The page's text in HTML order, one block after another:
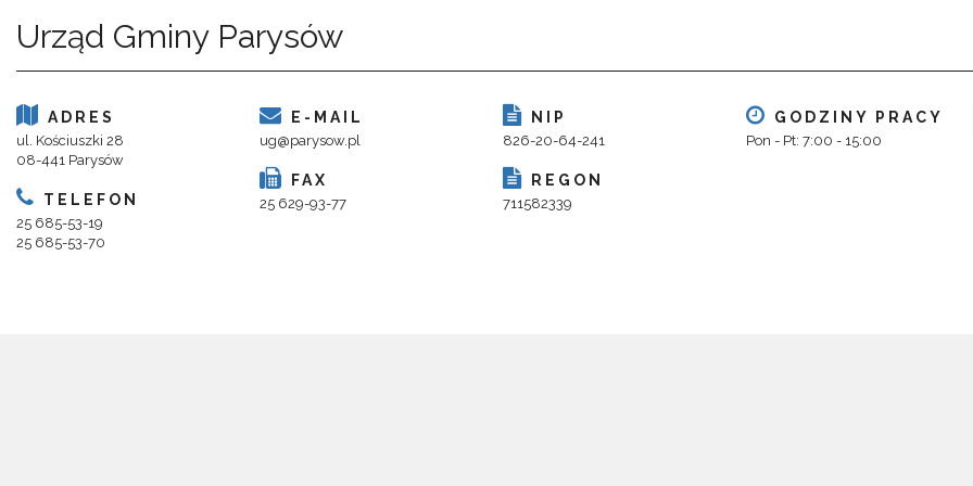
Urząd Gminy Parysów
ADRES
ul. Kościuszki 28
08-441 Parysów
TELEFON
25 685-53-19
25 685-53-70
E-MAIL
ug@parysow.pl
FAX
25 629-93-77
NIP
826-20-64-241
REGON
711582339
GODZINY PRACY
Pon - Pt: 7:00 - 15:00